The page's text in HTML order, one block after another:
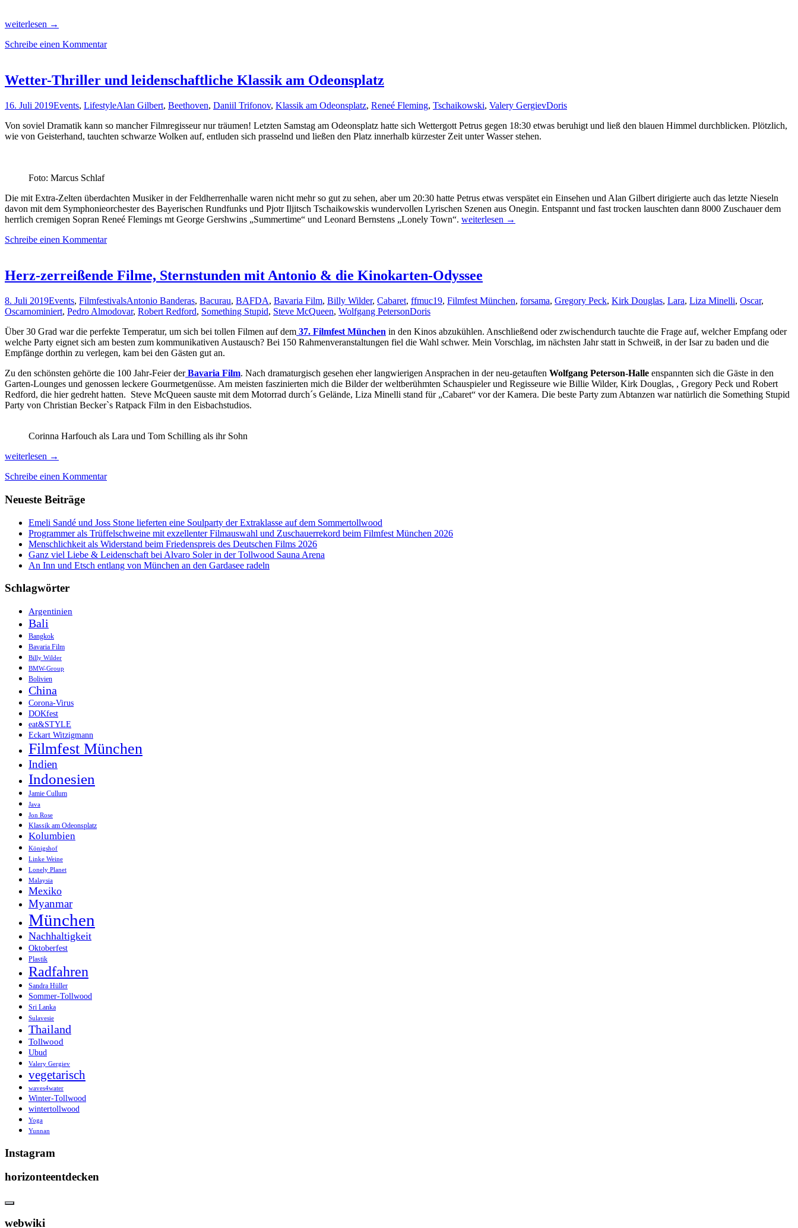
Bayerisch
auf
Odeonsplatz
weiterlesen →
Schreibe einen Kommentar
Wetter-Thriller und leidenschaftliche Klassik am Odeonsplatz
16. Juli 2019Events, LifestyleAlan Gilbert, Beethoven, Daniil Trifonov, Klassik am Odeonsplatz, Reneé Fleming, Tschaikowski, Valery GergievDoris
Von soviel Dramatik kann so mancher Filmregisseur nur träumen! Letzten Samstag am Odeonsplatz hatte sich Wettergott Petrus gegen 18:30 etwas beruhigt und ließ den blauen Himmel durchblicken. Plötzlich,
wie von Geisterhand, tauchten schwarze Wolken auf, entluden sich prasselnd und ließen den Platz innerhalb kürzester Zeit unter Wasser stehen.
Foto: Marcus Schlaf
Die mit Extra-Zelten überdachten Musiker in der Feldherrenhalle waren nicht mehr so gut zu sehen, aber um 20:30 hatte Petrus etwas verspätet ein Einsehen und Alan Gilbert dirigierte auch das letzte Nieseln
davon mit dem Symphonieorchester des Bayerischen Rundfunks und Pjotr Iljitsch Tschaikowskis wundervollen Lyrischen Szenen aus Onegin. Entspannt und fast trocken lauschten dann 8000 Zuschauer dem
herrlich cremigen Sopran Reneé Flemings mt George Gershwins „Summertime“ und Leonard Bernstens „Lonely Town“. Wetter-
am
Odeonsplatz
weiterlesen →
Schreibe einen Kommentar
Herz-zerreißende Filme, Sternstunden mit Antonio & die Kinokarten-Odyssee
8. Juli 2019Events, FilmfestivalsAntonio Banderas, Bacurau, BAFDA, Bavaria Film, Billy Wilder, Cabaret, ffmuc19, Filmfest München, forsama, Gregory Peck, Kirk Douglas, Lara, Liza Minelli, Oscar,
Oscarnominiert, Pedro Almodovar, Robert Redford, Something Stupid, Steve McQueen, Wolfgang PetersonDoris
Über 30 Grad war die perfekte Temperatur, um sich bei tollen Filmen auf dem 37. Filmfest München in den Kinos abzukühlen. Anschließend oder zwischendurch tauchte die Frage auf, welcher Empfang oder
welche Party eignet sich am besten zum kommunikativen Austausch? Bei 150 Rahmenveranstaltungen fiel die Wahl schwer. Mein Vorschlag, im nächsten Jahr statt in Schweiß, in der Isar zu baden und die
Empfänge dorthin zu verlegen, kam bei den Gästen gut an.
Zu den schönsten gehörte die 100 Jahr-Feier derBavaria Film. Nach dramaturgisch gesehen eher langwierigen Ansprachen in der neu-getauften Wolfgang Peterson-Halle enspannten sich die Gäste in den
Garten-Lounges und genossen leckere Gourmetgenüsse. Am meisten faszinierten mich die Bilder der weltberühmten Schauspieler und Regisseure wie Billie Wilder, Kirk Douglas, , Gregory Peck und Robert
Redford, die hier gedreht hatten. Steve McQueen sauste mit dem Motorrad durch´s Gelände, Liza Minelli stand für „Cabaret“ vor der Kamera. Die beste Party zum Abtanzen war natürlich die Something Stupid
Party von Christian Becker`s Ratpack Film in den Eisbachstudios.
Corinna Harfouch als Lara und Tom Schilling als ihr Sohn
Herz-
Filme,
mit
Kinokarten-
Odyssee
weiterlesen →
Schreibe einen Kommentar
Neueste Beiträge
Emeli Sandé und Joss Stone lieferten eine Soulparty der Extraklasse auf dem Sommertollwood
Programmer als Trüffelschweine mit exzellenter Filmauswahl und Zuschauerrekord beim Filmfest München 2026
Menschlichkeit als Widerstand beim Friedenspreis des Deutschen Films 2026
Ganz viel Liebe & Leidenschaft bei Alvaro Soler in der Tollwood Sauna Arena
An Inn und Etsch entlang von München an den Gardasee radeln
Schlagwörter
Argentinien
Bali
Bangkok
Bavaria Film
Billy Wilder
BMW-Group
Bolivien
China
Corona-Virus
DOKfest
eat&STYLE
Eckart Witzigmann
Filmfest München
Indien
Indonesien
Jamie Cullum
Java
Jon Rose
Klassik am Odeonsplatz
Kolumbien
Königshof
Linke Weine
Lonely Planet
Malaysia
Mexiko
Myanmar
München
Nachhaltigkeit
Oktoberfest
Plastik
Radfahren
Sandra Hüller
Sommer-Tollwood
Sri Lanka
Sulavesie
Thailand
Tollwood
Ubud
Valery Gergiev
vegetarisch
waves4water
Winter-Tollwood
wintertollwood
Yoga
Yunnan
Instagram
horizonteentdecken
webwiki